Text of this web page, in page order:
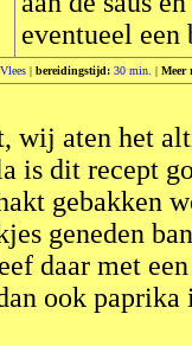
eventueel
Vlees | bereidingstijd: 30 min. | Meer
wij aten het
is dit recept
gebakken
geneden
daar met
ook